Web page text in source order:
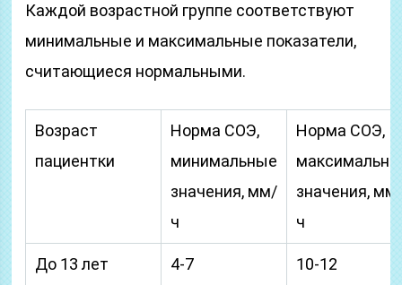
Каждой возрастной группе соответствуют
минимальные и максимальные показатели,
считающиеся нормальными.
Возраст
пациентки
Норма СОЭ,
минимальные
значения, мм/
ч
Норма СОЭ,
значения,
ч
До 13 лет
4-7 10-12